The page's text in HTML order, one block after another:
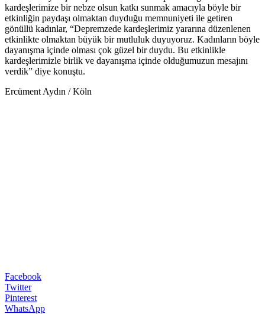
kardeşlerimize bir nebze olsun katkı sunmak amacıyla böyle bir
etkinliğin paydaşı olmaktan duyduğu memnuniyeti ile getiren
gönüllü kadınlar, “Depremzede kardeşlerimiz yararına düzenlenen
etkinlikte olmaktan büyük bir mutluluk duyuyoruz. Kadınların böyle
dayanışma içinde olması çok güzel bir duydu. Bu etkinlikle
kardeşlerimizle birlik ve dayanışma içinde olduğumuzun mesajını
verdik” diye konuştu.
Ercüment Aydın / Köln
Facebook
Twitter
Pinterest
WhatsApp